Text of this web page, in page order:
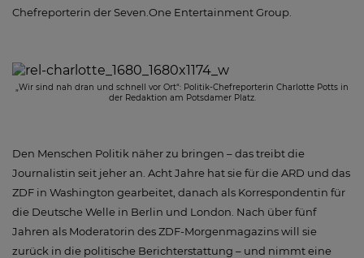
Chefreporterin der Seven.One Entertainment Group.
„Wir sind nah dran und schnell vor Ort“: Politik-Chefreporterin Charlotte Potts in
der Redaktion am Potsdamer Platz.
Den Menschen Politik näher zu bringen – das treibt die
Journalistin seit jeher an. Acht Jahre hat sie für die ARD und das
ZDF in Washington gearbeitet, danach als Korrespondentin für
die Deutsche Welle in Berlin und London. Nach über fünf
Jahren als Moderatorin des ZDF-Morgenmagazins will sie
zurück in die politische Berichterstattung – und nimmt eine